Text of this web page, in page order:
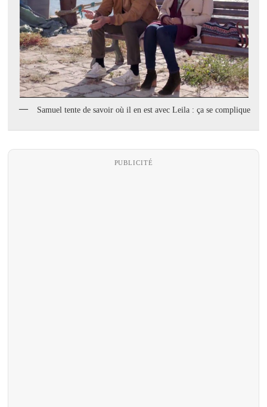
Samuel tente de savoir où il en est avec Leila : ça se complique
PUBLICITÉ